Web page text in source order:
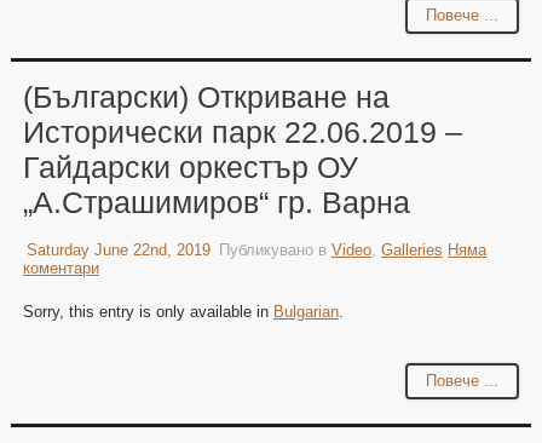
Повече ...
(Български) Откриване на
Исторически парк 22.06.2019 –
Гайдарски оркестър ОУ
„А.Страшимиров“ гр. Варна
Saturday June 22nd, 2019 Публикувано в Video, Galleries Няма
коментари
Sorry, this entry is only available in Bulgarian.
Повече ...